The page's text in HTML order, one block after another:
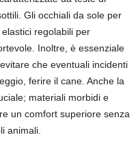
Gli occhiali da sole per
regolabili per
Inoltre, è essenziale
che eventuali incidenti
ferire il cane. Anche la
materiali morbidi e
un comfort superiore senza
animali.